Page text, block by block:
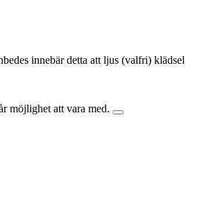
innebär detta att ljus (valfri) klädsel
möjlighet att vara med.